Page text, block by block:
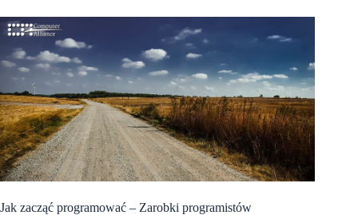
Jak zacząć programować – Zarobki programistów